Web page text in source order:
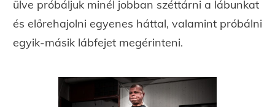
ülve próbáljuk minél jobban széttárni a lábunkat
és előrehajolni egyenes háttal, valamint próbálni
egyik-másik lábfejet megérinteni.